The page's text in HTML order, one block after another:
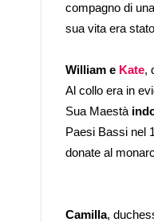
compagno di
sua vita era
William e Kate,
Al collo era in
Sua Maestà
Paesi Bassi nel
donate al
Camilla,